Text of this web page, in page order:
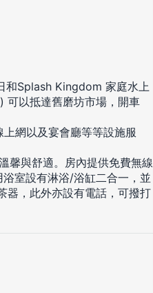
和Splash Kingdom 家庭水上
可以抵達舊磨坊市場，開車
網以及宴會廳等等設施服
馨與舒適。房內提供免費無線
室設有淋浴/浴缸二合一，並
器，此外亦設有電話，可撥打